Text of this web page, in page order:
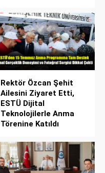
Rektör Özcan Şehit
Ailesini Ziyaret Etti,
ESTÜ Dijital
Teknolojilerle Anma
Törenine Katıldı